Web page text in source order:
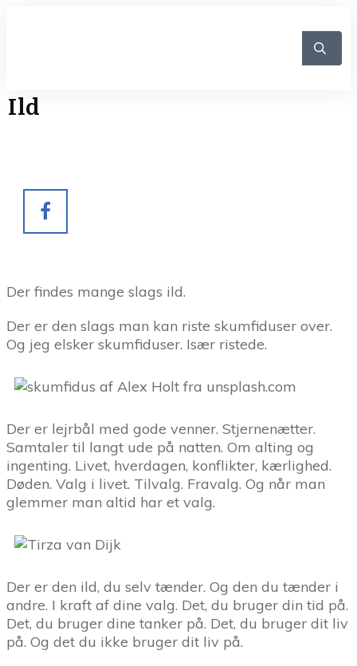
Ild
Der findes mange slags ild.
Der er den slags man kan riste skumfiduser over.
Og jeg elsker skumfiduser. Især ristede.
Der er lejrbål med gode venner. Stjernenætter.
Samtaler til langt ude på natten. Om alting og
ingenting. Livet, hverdagen, konflikter, kærlighed.
Døden. Valg i livet. Tilvalg. Fravalg. Og når man
glemmer man altid har et valg.
Der er den ild, du selv tænder. Og den du tænder i
andre. I kraft af dine valg. Det, du bruger din tid på.
Det, du bruger dine tanker på. Det, du bruger dit liv
på. Og det du ikke bruger dit liv på.